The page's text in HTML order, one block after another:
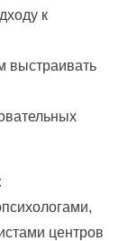
к
выстраивать
центров